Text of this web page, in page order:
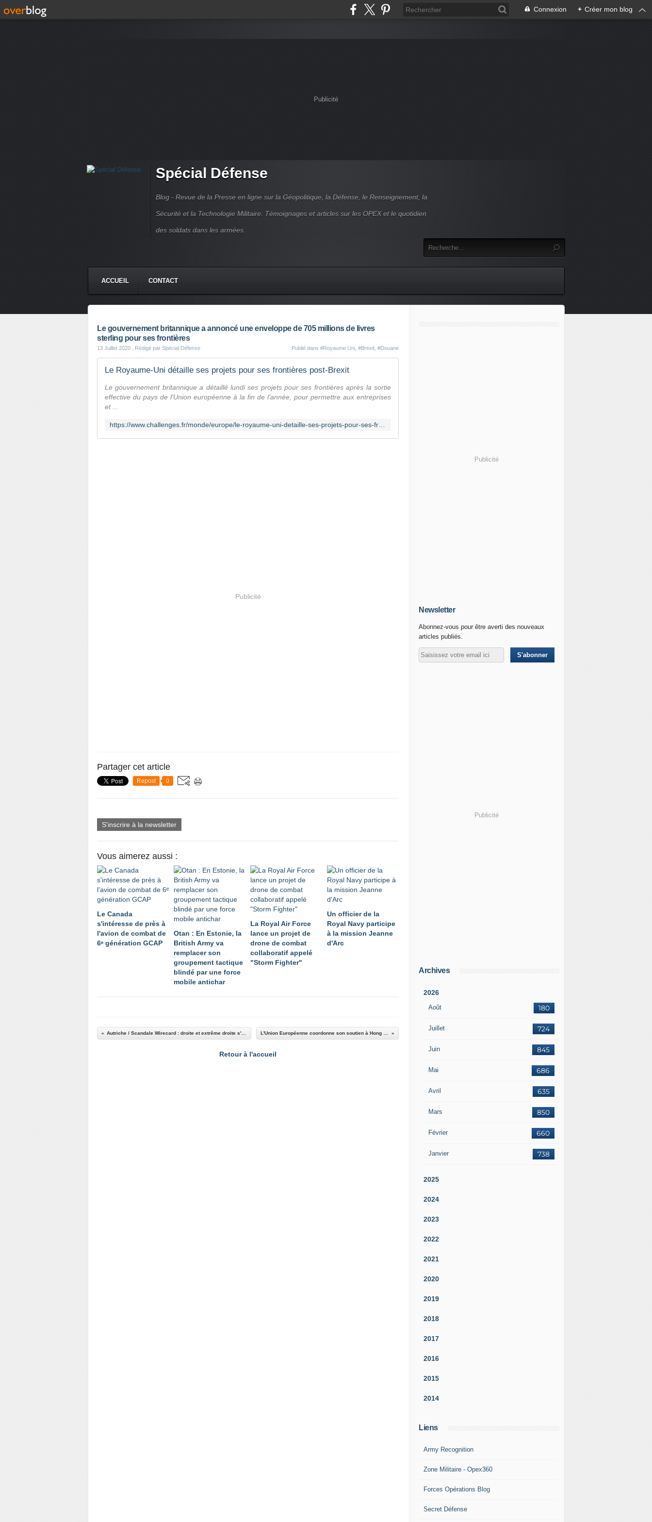
Connexion + Créer mon blog
Publicité
Spécial Défense
Blog - Revue de la Presse en ligne sur la Géopolitique, la Défense, le Renseignement, la
Sécurité et la Technologie Militaire. Témoignages et articles sur les OPEX et le quotidien
des soldats dans les armées.
ACCUEIL CONTACT
Le gouvernement britannique a annoncé une enveloppe de 705 millions de livres
sterling pour ses frontières
13 Juillet 2020 , Rédigé par Spécial Défense Publié dans #Royaume Uni #Brexit #Douane
Le Royaume-Uni détaille ses projets pour ses frontières post-Brexit
Le gouvernement britannique a détaillé lundi ses projets pour ses frontières après la sortie
effective du pays de l'Union européenne à la fin de l'année, pour permettre aux entreprises
et ...
Publicité
Partager cet article
Repost 0
S'inscrire à la newsletter
Vous aimerez aussi :
Le Canada
s'intéresse de près à
l'avion de combat de
6ᵉ génération GCAP
Otan : En Estonie, la
British Army va
remplacer son
groupement tactique
blindé par une force
mobile antichar
La Royal Air Force
lance un projet de
drone de combat
collaboratif appelé
"Storm Fighter"
Un officier de la
Royal Navy participe
à la mission Jeanne
d'Arc
Retour à l'accueil
Publicité
Newsletter
Abonnez-vous pour être averti des nouveaux
articles publiés.
Publicité
Archives
2026
Août 180
Juillet 724
Juin 845
Mai 686
Avril 635
Mars 850
Février 660
Janvier 738
2025
2024
2023
2022
2021
2020
2019
2018
2017
2016
2015
2014
Liens
Army Recognition
Zone Militaire - Opex360
Forces Opérations Blog
Secret Défense